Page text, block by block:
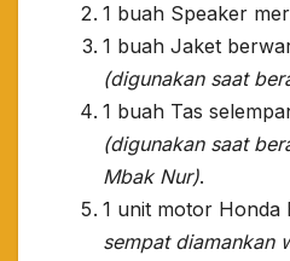
​1 buah Speaker
​1 buah Jaket
(digunakan saat
​1 buah Tas
(digunakan saat
Mbak Nur).
​1 unit motor Honda
sempat diamankan